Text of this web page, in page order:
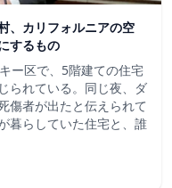
、カリフォルニアの空
するもの
ー区で、5階建ての住宅
られている。同じ夜、ダ
傷者が出たと伝えられて
暮らしていた住宅と、誰